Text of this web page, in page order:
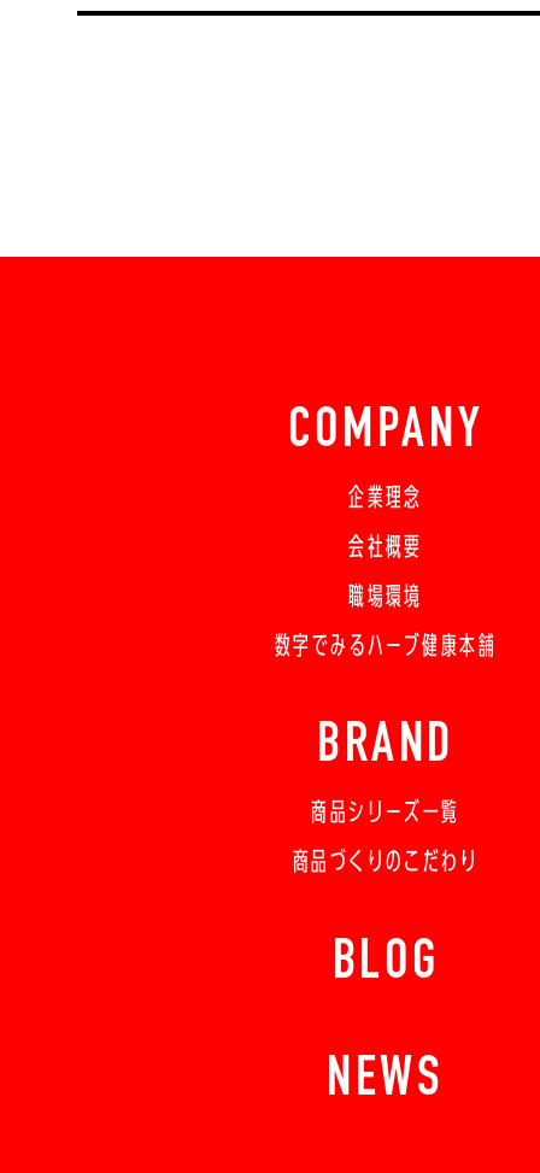
COMPANY
企業理念
会社概要
職場環境
数字でみるハーブ健康本舗
BRAND
商品シリーズ一覧
商品づくりのこだわり
BLOG
NEWS